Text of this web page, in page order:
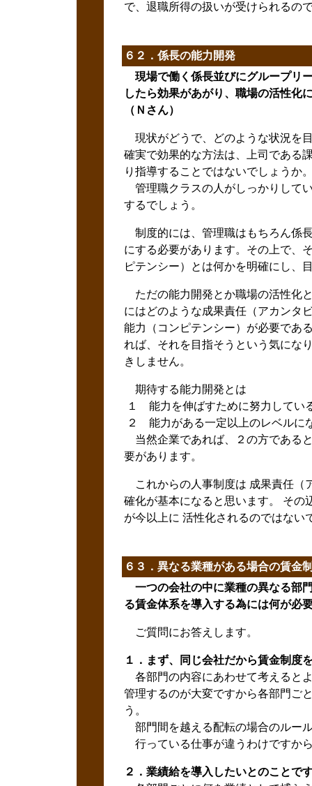
で、退職所得の扱いが受けられるの
６２．係長の能力開発
現場で働く係長並びにグループリ
したら効果があがり、職場の活性化
（Ｎさん）
現状がどうで、どのような状況を
確実で効果的な方法は、上司である
り指導することではないでしょうか
管理職クラスの人がしっかりして
するでしょう。
制度的には、管理職はもちろん係
にする必要があります。その上で、
ピテンシー）とは何かを明確にし、
ただの能力開発とか職場の活性化
にはどのような成果責任（アカンタ
能力（コンピテンシー）が必要であ
れば、それを目指そうという気にな
きしません。
期待する能力開発とは
１ 能力を伸ばすために努力してい
２ 能力がある一定以上のレベルに
当然企業であれば、２の方である
要があります。
これからの人事制度は 成果責任（
確化が基本になると思います。 その
が今以上に 活性化されるのではない
６３．異なる業種がある場合の賃金
一つの会社の中に業種の異なる部
る賃金体系を導入する為には何が必
ご質問にお答えします。
１．まず、同じ会社だから賃金制度
各部門の内容にあわせて考えると
管理するのが大変ですから各部門ご
う。
部門間を越える配転の場合のルー
行っている仕事が違うわけですか
２．業績給を導入したいとのことで